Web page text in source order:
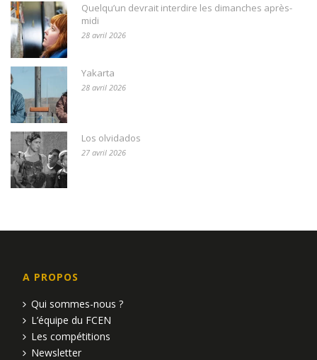
Quelqu’un devrait interdire les dimanches après-
midi
28 avril 2026
Yakarta
28 avril 2026
Los olvidados
27 avril 2026
A PROPOS
Qui sommes-nous ?
L’équipe du FCEN
Les compétitions
Newsletter